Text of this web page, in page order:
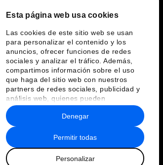
Esta página web usa cookies
Las cookies de este sitio web se usan
para personalizar el contenido y los
anuncios, ofrecer funciones de redes
sociales y analizar el tráfico. Además,
compartimos información sobre el uso
que haga del sitio web con nuestros
partners de redes sociales, publicidad y
análisis web, quienes pueden
combinarla con otra información que les
haya proporcionado o que hayan
recopilado a partir del uso que haya
hecho de sus servicios.
Permitir todas
Personalizar
Denegar